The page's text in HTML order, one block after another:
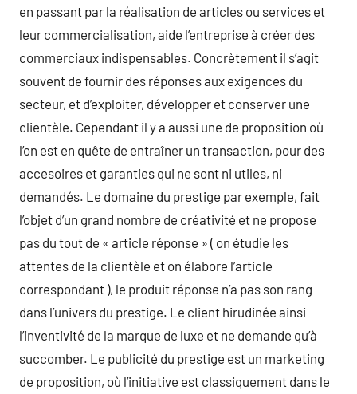
en passant par la réalisation de articles ou services et
leur commercialisation, aide l’entreprise à créer des
commerciaux indispensables. Concrètement il s’agit
souvent de fournir des réponses aux exigences du
secteur, et d’exploiter, développer et conserver une
clientèle. Cependant il y a aussi une de proposition où
l’on est en quête de entraîner un transaction, pour des
accesoires et garanties qui ne sont ni utiles, ni
demandés. Le domaine du prestige par exemple, fait
l’objet d’un grand nombre de créativité et ne propose
pas du tout de « article réponse » ( on étudie les
attentes de la clientèle et on élabore l’article
correspondant ), le produit réponse n’a pas son rang
dans l’univers du prestige. Le client hirudinée ainsi
l’inventivité de la marque de luxe et ne demande qu’à
succomber. Le publicité du prestige est un marketing
de proposition, où l’initiative est classiquement dans le